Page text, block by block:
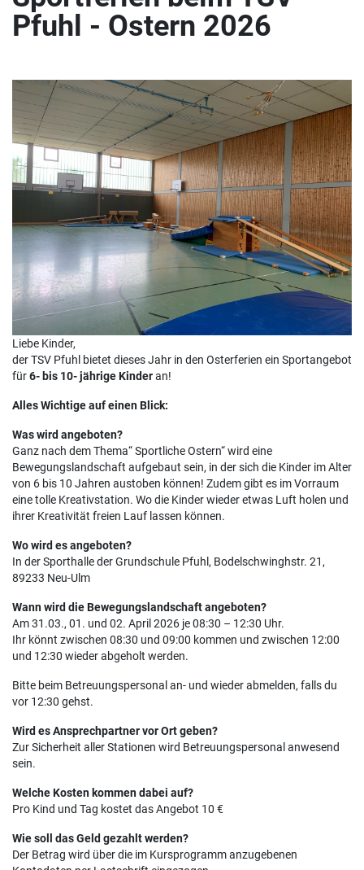
Pfuhl - Ostern 2026
Liebe Kinder,
der TSV Pfuhl bietet dieses Jahr in den Osterferien ein Sportangebot
für6- bis 10- jährige Kinderan!
Alles Wichtige auf einen Blick:
Was wird angeboten?
Ganz nach dem Thema“ Sportliche Ostern“ wird eine
Bewegungslandschaft aufgebaut sein, in der sich die Kinder im Alter
von 6 bis 10 Jahren austoben können! Zudem gibt es im Vorraum
eine tolle Kreativstation. Wo die Kinder wieder etwas Luft holen und
ihrer Kreativität freien Lauf lassen können.
Wo wird es angeboten?
In der Sporthalle der Grundschule Pfuhl, Bodelschwinghstr. 21,
89233 Neu-Ulm
Wann wird die Bewegungslandschaft angeboten?
Am 31.03., 01. und 02. April 2026 je 08:30 – 12:30 Uhr.
Ihr könnt zwischen 08:30 und 09:00 kommen und zwischen 12:00
und 12:30 wieder abgeholt werden.
Bitte beim Betreuungspersonal an- und wieder abmelden, falls du
vor 12:30 gehst.
Wird es Ansprechpartner vor Ort geben?
Zur Sicherheit aller Stationen wird Betreuungspersonal anwesend
sein.
Welche Kosten kommen dabei auf?
Pro Kind und Tag kostet das Angebot 10 €
Wie soll das Geld gezahlt werden?
Der Betrag wird über die im Kursprogramm anzugebenen